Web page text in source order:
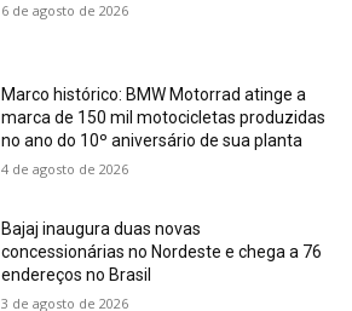
6 de agosto de 2026
Marco histórico: BMW Motorrad atinge a
marca de 150 mil motocicletas produzidas
no ano do 10º aniversário de sua planta
4 de agosto de 2026
Bajaj inaugura duas novas
concessionárias no Nordeste e chega a 76
endereços no Brasil
3 de agosto de 2026